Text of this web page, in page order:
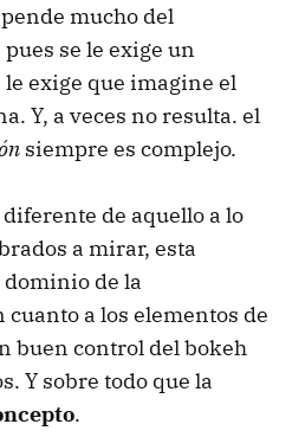
mucho del
se le exige un
exige que imagine el
Y, a veces no resulta. el
siempre es complejo.
de aquello a lo
a mirar, esta
de la
a los elementos de
buen control del bokeh
Y sobre todo que la
.